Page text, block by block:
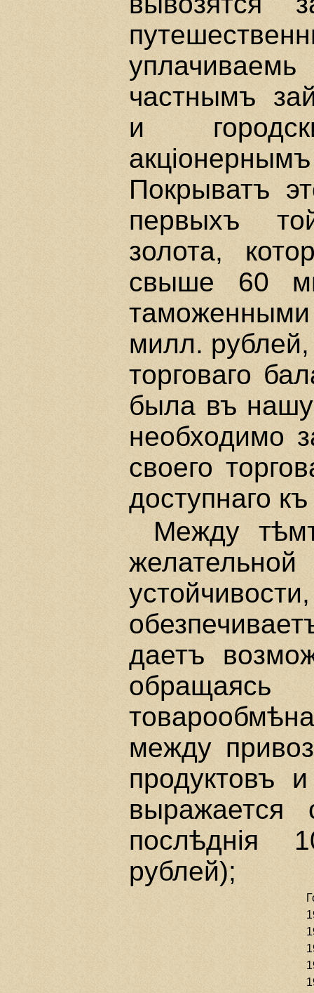
частнымъ
и
Покрыватъ
первыхъ
золота,
свыше 60
милл. рублей,
торговаго
была въ нашу
необходимо
своего
доступнаго
Между
даетъ
между
продуктовъ
послѣднiя
рублей);